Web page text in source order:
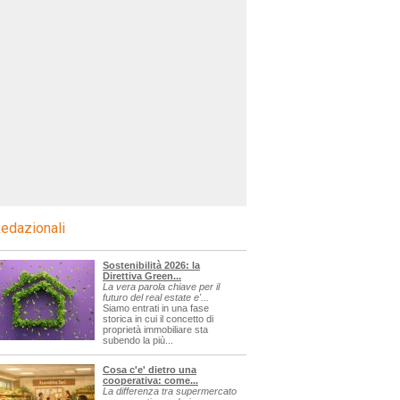
Sostenibilità 2026: la
Direttiva Green...
La vera parola chiave per il
futuro del real estate e'...
Siamo entrati in una fase
storica in cui il concetto di
proprietà immobiliare sta
subendo la più...
Cosa c'e' dietro una
cooperativa: come...
La differenza tra supermercato